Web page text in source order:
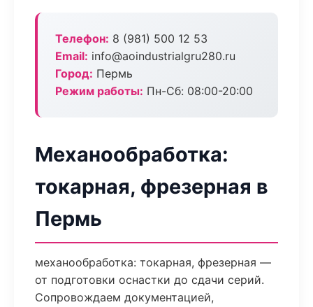
Телефон: 8 (981) 500 12 53
Email: info@aoindustrialgru280.ru
Город: Пермь
Режим работы: Пн-Сб: 08:00-20:00
Механообработка:
токарная, фрезерная в
Пермь
механообработка: токарная, фрезерная —
от подготовки оснастки до сдачи серий.
Сопровождаем документацией,